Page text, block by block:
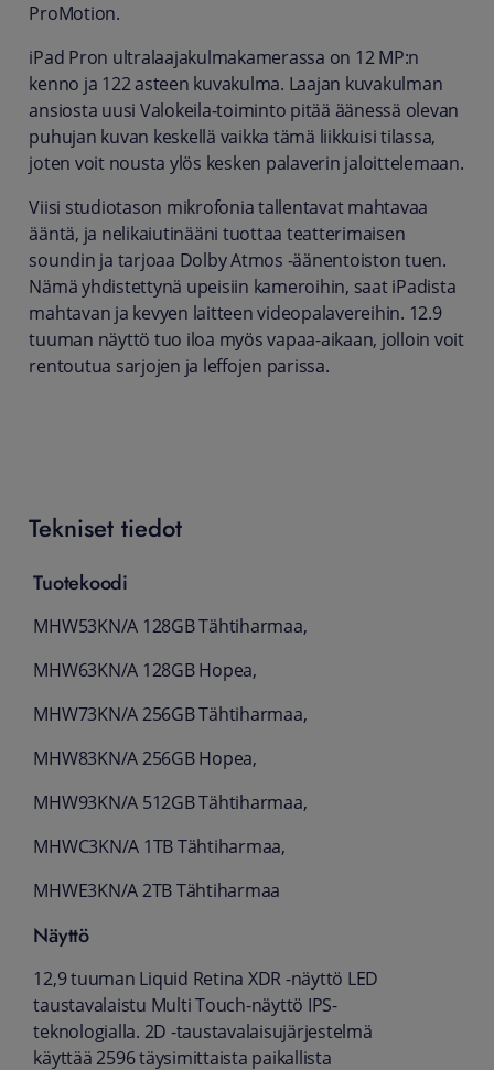
ProMotion.
iPad Pron ultralaajakulmakamerassa on 12 MP:n
kenno ja 122 asteen kuvakulma. Laajan kuvakulman
ansiosta uusi Valokeila-toiminto pitää äänessä olevan
puhujan kuvan keskellä vaikka tämä liikkuisi tilassa,
joten voit nousta ylös kesken palaverin jaloittelemaan.
Viisi studiotason mikrofonia tallentavat mahtavaa
ääntä, ja nelikaiutinääni tuottaa teatterimaisen
soundin ja tarjoaa Dolby Atmos ‑äänentoiston tuen.
Nämä yhdistettynä upeisiin kameroihin, saat iPadista
mahtavan ja kevyen laitteen videopalavereihin. 12.9
tuuman näyttö tuo iloa myös vapaa-aikaan, jolloin voit
rentoutua sarjojen ja leffojen parissa.
Tekniset tiedot
Tuotekoodi
MHW53KN/A 128GB Tähtiharmaa,
MHW63KN/A 128GB Hopea,
MHW73KN/A 256GB Tähtiharmaa,
MHW83KN/A 256GB Hopea,
MHW93KN/A 512GB Tähtiharmaa,
MHWC3KN/A 1TB Tähtiharmaa,
MHWE3KN/A 2TB Tähtiharmaa
Näyttö
12,9 tuuman Liquid Retina XDR -näyttö LED
taustavalaistu Multi Touch-näyttö IPS-
teknologialla. 2D -taustavalaisu­järjestelmä
käyttää 2596 täysimittaista paikallista